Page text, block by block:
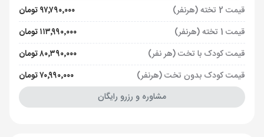
قیمت 2 تخته (هرنفر)
۹۷٬۷۹۰٬۰۰۰ تومان
قیمت 1 تخته (هرنفر)
۱۱۳٬۹۹۰٬۰۰۰ تومان
قیمت کودک با تخت (هر نفر)
۸۰٬۳۹۰٬۰۰۰ تومان
قیمت کودک بدون تخت (هرنفر)
۷۰٬۹۹۰٬۰۰۰ تومان
مشاوره و رزرو رایگان